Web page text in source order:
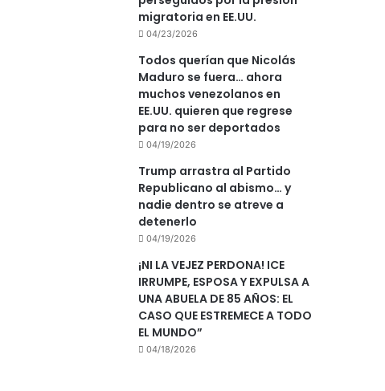
migratoria en EE.UU.
04/23/2026
Todos querían que Nicolás
Maduro se fuera… ahora
muchos venezolanos en
EE.UU. quieren que regrese
para no ser deportados
04/19/2026
Trump arrastra al Partido
Republicano al abismo… y
nadie dentro se atreve a
detenerlo
04/19/2026
¡NI LA VEJEZ PERDONA! ICE
IRRUMPE, ESPOSA Y EXPULSA A
UNA ABUELA DE 85 AÑOS: EL
CASO QUE ESTREMECE A TODO
EL MUNDO”
04/18/2026